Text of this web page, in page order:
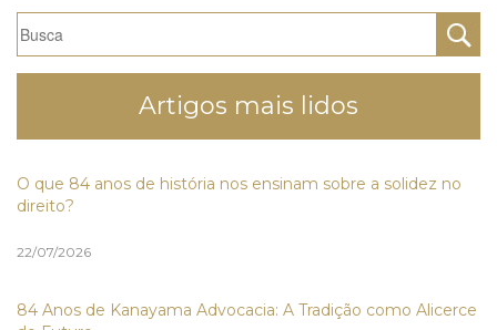
Artigos mais lidos
O que 84 anos de história nos ensinam sobre a solidez no
direito?
22/07/2026
84 Anos de Kanayama Advocacia: A Tradição como Alicerce